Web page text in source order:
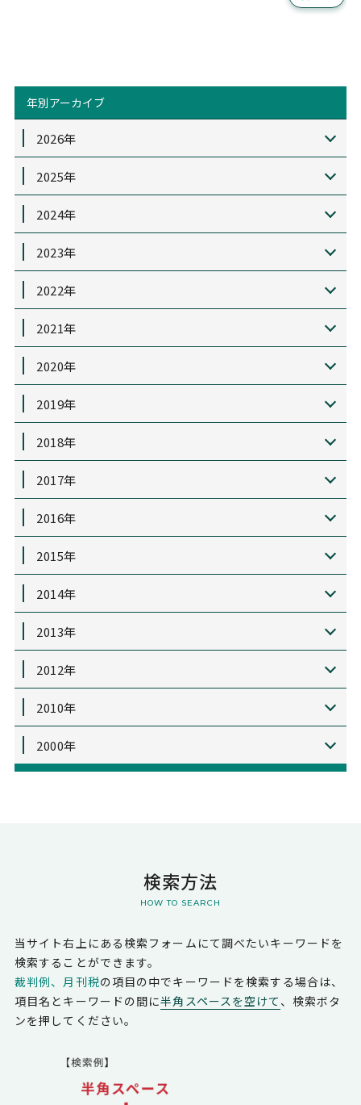
年別アーカイブ
2026年
2025年
2024年
2023年
2022年
2021年
2020年
2019年
2018年
2017年
2016年
2015年
2014年
2013年
2012年
2010年
2000年
検索方法
HOW TO SEARCH
当サイト右上にある検索フォームにて調べたいキーワードを
検索することができます。
裁判例、月刊税の項目の中でキーワードを検索する場合は、
項目名とキーワードの間に半角スペースを空けて 、検索ボタ
ンを押してください。